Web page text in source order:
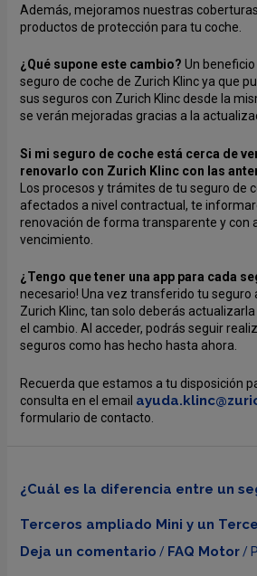
Además, mejoramos nuestras
productos de protección para tu coche.
¿Qué supone este cambio? Un
seguro de coche de Zurich Klinc ya que
sus seguros con Zurich Klinc desde la
se verán mejoradas gracias a la
Si mi seguro de coche está cerca de
renovarlo con Zurich Klinc con las
Los procesos y trámites de tu seguro de
afectados a nivel contractual, te
renovación de forma transparente y con
vencimiento.
¿Tengo que tener una app para cada
necesario! Una vez transferido tu seguro
Zurich Klinc, tan solo deberás
el cambio. Al acceder, podrás seguir
seguros como has hecho hasta ahora.
Recuerda que estamos a tu disposición
consulta en el email
formulario de contacto.
¿Cuál es la diferencia entre un
Terceros ampliado Mini y un
Deja un comentario / FAQ Motor/